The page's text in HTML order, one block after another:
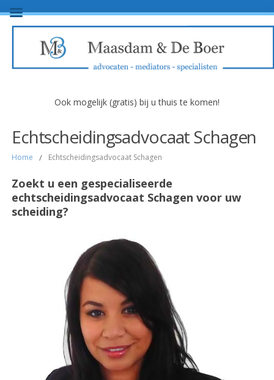
Ook mogelijk (gratis) bij u thuis te komen!
Echtscheidingsadvocaat Schagen
Home / Echtscheidingsadvocaat Schagen
Zoekt u een gespecialiseerde
echtscheidingsadvocaat Schagen voor uw
scheiding?